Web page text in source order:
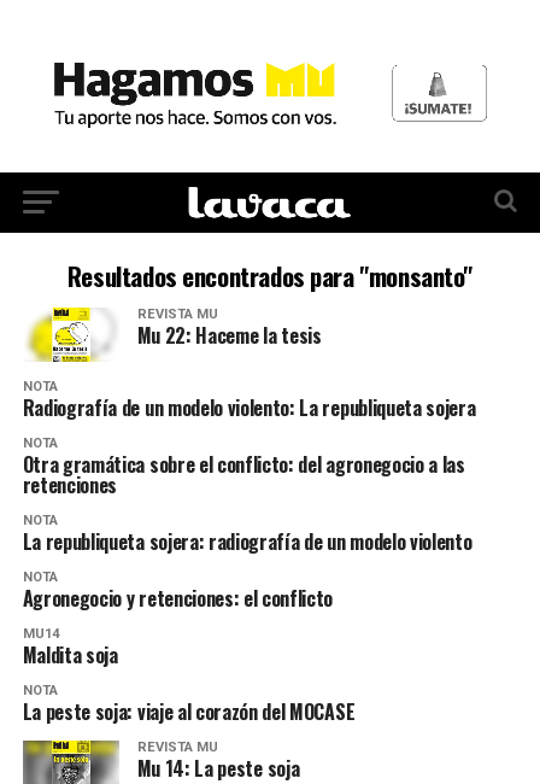
Resultados encontrados para "monsanto"
REVISTA MU
Mu 22: Haceme la tesis
NOTA
Radiografía de un modelo violento: La republiqueta sojera
NOTA
Otra gramática sobre el conflicto: del agronegocio a las
retenciones
NOTA
La republiqueta sojera: radiografía de un modelo violento
NOTA
Agronegocio y retenciones: el conflicto
MU14
Maldita soja
NOTA
La peste soja: viaje al corazón del MOCASE
REVISTA MU
Mu 14: La peste soja